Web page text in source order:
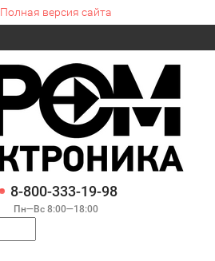
Полная версия сайта
8-800-333-19-98
Пн—Вс 8:00—18:00